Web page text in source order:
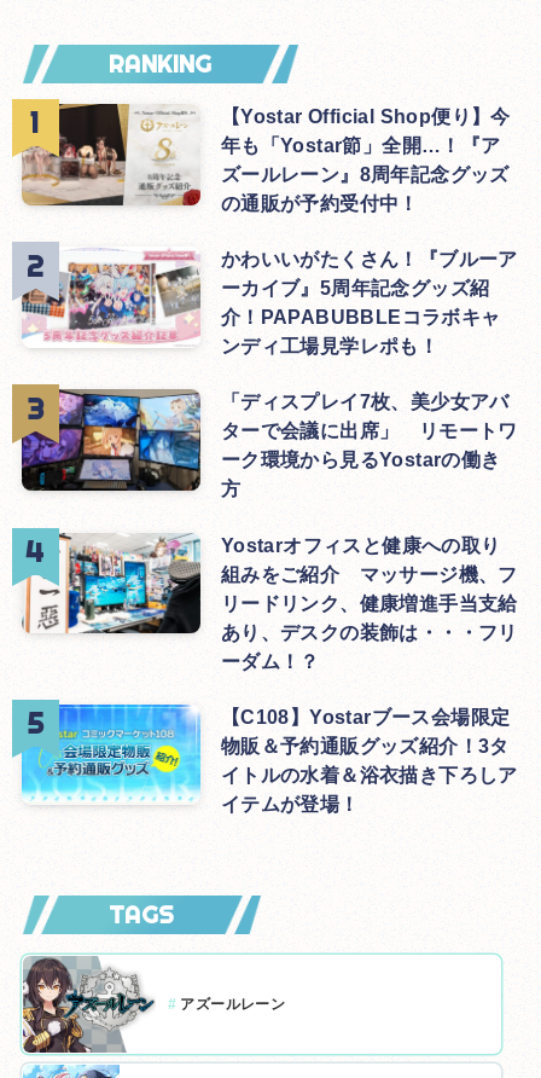
RANKING
【Yostar Official Shop便り】今
年も「Yostar節」全開…！『ア
ズールレーン』8周年記念グッズ
の通販が予約受付中！
かわいいがたくさん！『ブルーア
ーカイブ』5周年記念グッズ紹
介！PAPABUBBLEコラボキャ
ンディ工場見学レポも！
「ディスプレイ7枚、美少女アバ
ターで会議に出席」 リモートワ
ーク環境から見るYostarの働き
方
Yostarオフィスと健康への取り
組みをご紹介 マッサージ機、フ
リードリンク、健康増進手当支給
あり、デスクの装飾は・・・フリ
ーダム！？
【C108】Yostarブース会場限定
物販＆予約通販グッズ紹介！3タ
イトルの水着＆浴衣描き下ろしア
イテムが登場！
TAGS
# アズールレーン